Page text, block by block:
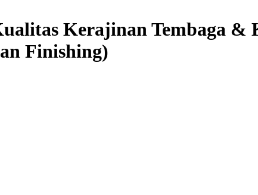
Kerajinan Tembaga &
Finishing)